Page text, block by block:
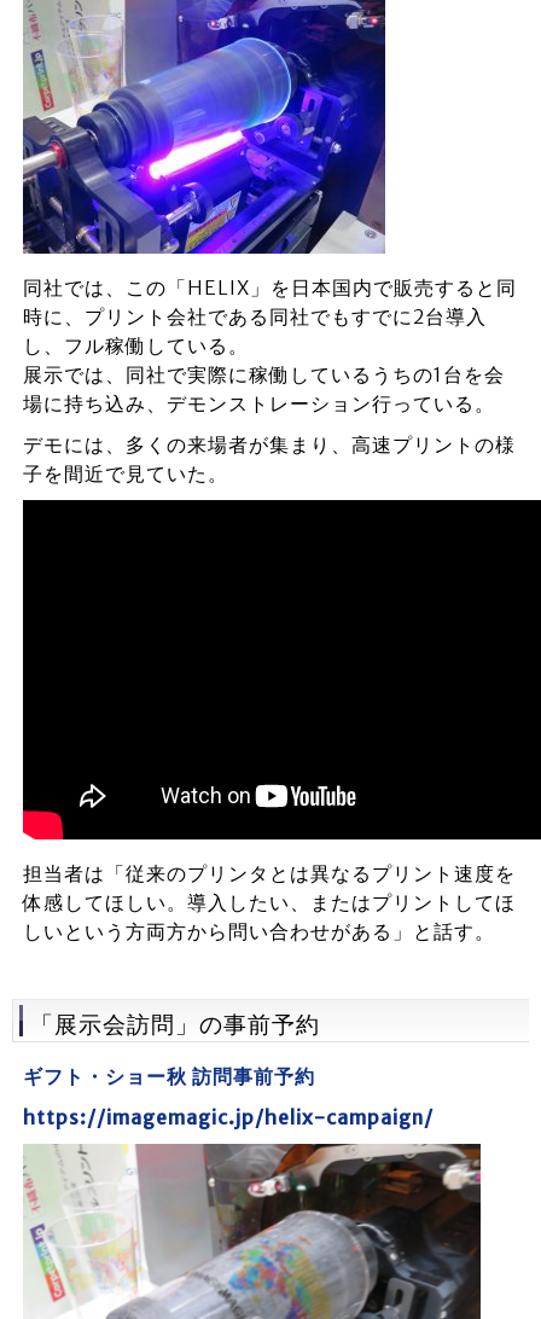
同社では、この「HELIX」を日本国内で販売すると同
時に、プリント会社である同社でもすでに2台導入
し、フル稼働している。
展示では、同社で実際に稼働しているうちの1台を会
場に持ち込み、デモンストレーション行っている。
デモには、多くの来場者が集まり、高速プリントの様
子を間近で見ていた。
担当者は「従来のプリンタとは異なるプリント速度を
体感してほしい。導入したい、またはプリントしてほ
しいという方両方から問い合わせがある」と話す。
「展示会訪問」の事前予約
ギフト・ショー秋 訪問事前予約
https://imagemagic.jp/helix-campaign/